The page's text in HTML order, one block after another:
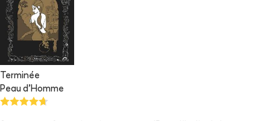
Terminée
Peau d'Homme